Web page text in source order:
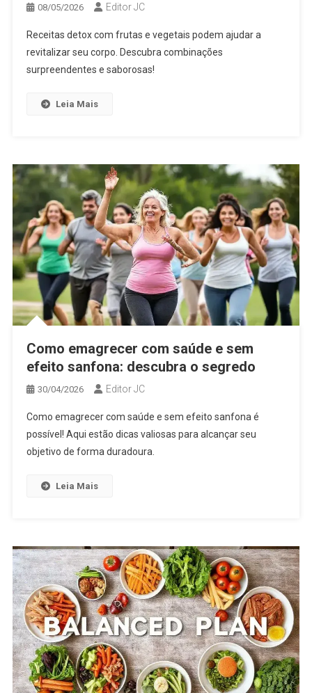
08/05/2026 Editor JC
Receitas detox com frutas e vegetais podem ajudar a
revitalizar seu corpo. Descubra combinações
surpreendentes e saborosas!
Leia Mais
Como emagrecer com saúde e sem
efeito sanfona: descubra o segredo
30/04/2026 Editor JC
Como emagrecer com saúde e sem efeito sanfona é
possível! Aqui estão dicas valiosas para alcançar seu
objetivo de forma duradoura.
Leia Mais